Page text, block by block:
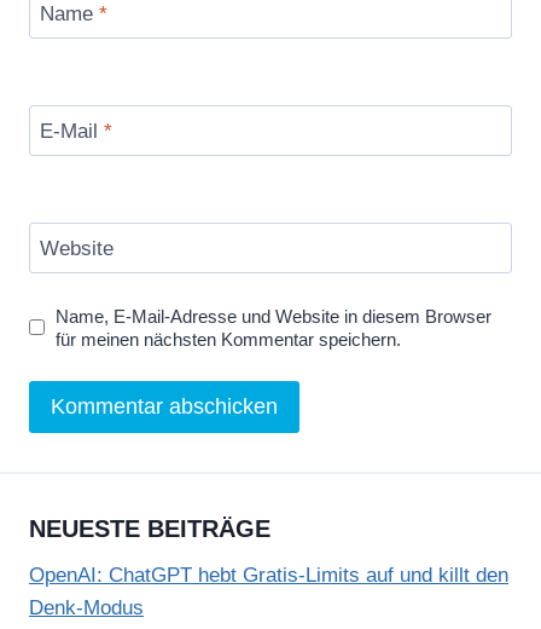
Name *
E-Mail *
Website
Name, E-Mail-Adresse und Website in diesem Browser
für meinen nächsten Kommentar speichern.
NEUESTE BEITRÄGE
OpenAI: ChatGPT hebt Gratis-Limits auf und killt den
Denk-Modus